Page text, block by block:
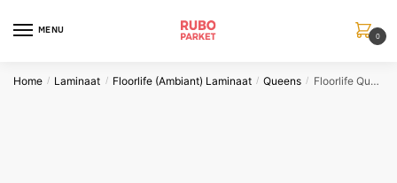
MENU
0
Home / Laminaat / Floorlife (Ambiant) Laminaat / Queens / Floorlife Queens naturel bruin eiken